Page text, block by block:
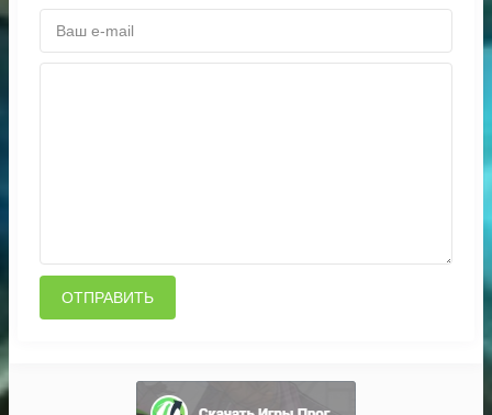
ОТПРАВИТЬ